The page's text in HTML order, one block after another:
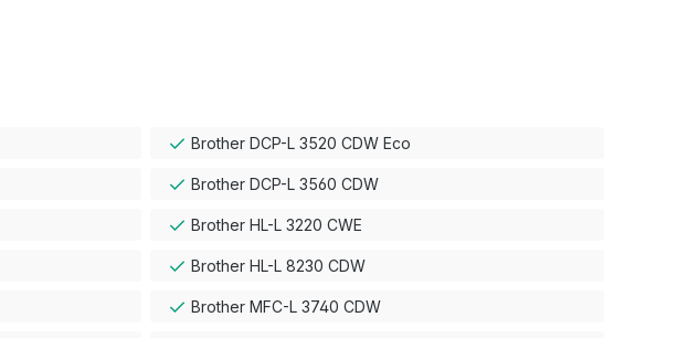
Brother DCP-L 3520 CDW Eco
Brother DCP-L 3560 CDW
Brother HL-L 3220 CWE
Brother HL-L 8230 CDW
Brother MFC-L 3740 CDW